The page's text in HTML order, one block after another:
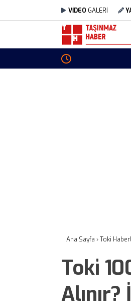
VİDEO GALERİ
Emekli
Ana Sayfa ›Toki
Toki